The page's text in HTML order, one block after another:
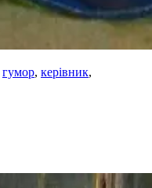
гумор, керівник,